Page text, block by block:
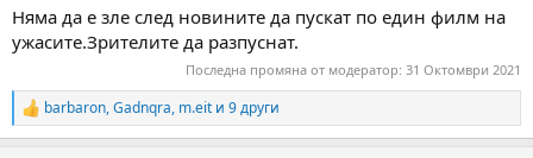
Няма да е зле след новините да пускат по един филм на
ужасите.Зрителите да разпуснат.
Последна промяна от модератор: 31 Октомври 2021
R
e
barbaron,Gadnqra, m.eit и 9 други